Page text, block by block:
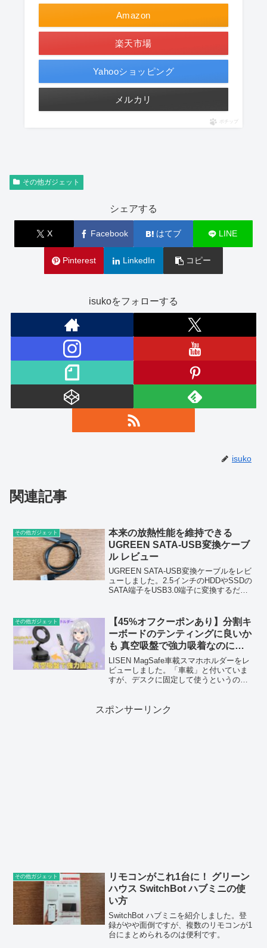
Amazon
楽天市場
Yahooショッピング
メルカリ
ポチップ
その他ガジェット
シェアする
X Facebook はてブ LINE
Pinterest LinkedIn コピー
isukoをフォローする
isuko
関連記事
その他ガジェット
本来の放熱性能を維持できる
UGREEN SATA-USB変換ケーブ
ル レビュー
UGREEN SATA-USB変換ケーブルをレビ
ューしました。2.5インチのHDDやSSDの
SATA端子をUSB3.0端子に変換するだけ
その他ガジェット
【45%オフクーポンあり】分割キ
ーボードのテンティングに良いか
も 真空吸盤で強力吸着なのに取
り外しも簡単！ LISEN MagSafe
車載スマホホルダー レビュー
【提供 LISEN】
LISEN MagSafe車載スマホホルダーをレ
ビューしました。「車載」と付いていま
すが、デスクに固定して使うというのも
スポンサーリンク
その他ガジェット
リモコンがこれ1台に！ グリーン
ハウス SwitchBot ハブミニの使
い方
SwitchBot ハブミニを紹介しました。登
録がやや面倒ですが、複数のリモコンが1
台にまとめられるのは便利です。